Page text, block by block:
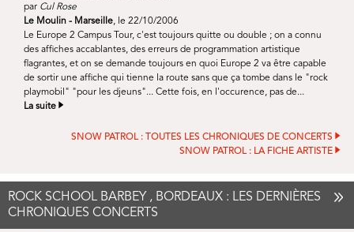
par Cul Rose
Le Moulin - Marseille, le 22/10/2006
Le Europe 2 Campus Tour, c'est toujours quitte ou double ; on a connu
des affiches accablantes, des erreurs de programmation artistique
flagrantes, et on se demande toujours en quoi Europe 2 va être capable
de sortir une affiche qui tienne la route sans que ça tombe dans le "rock
playmobil" "pour les djeuns"... Cette fois, en l'occurence, pas de...
La suite
SNOW PATROL : TOUTES LES CHRONIQUES DE CONCERTS
SNOW PATROL : LA FICHE ARTISTE
ROCK SCHOOL BARBEY , BORDEAUX : LES DERNIÈRES
CHRONIQUES CONCERTS